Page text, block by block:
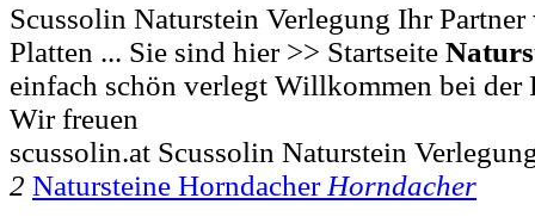
Scussolin Naturstein Verlegung Ihr Partner
Platten ... Sie sind hier >> Startseite
einfach schön verlegt Willkommen bei der
Wir freuen
scussolin.at Scussolin Naturstein
2 Natursteine Horndacher Horndacher